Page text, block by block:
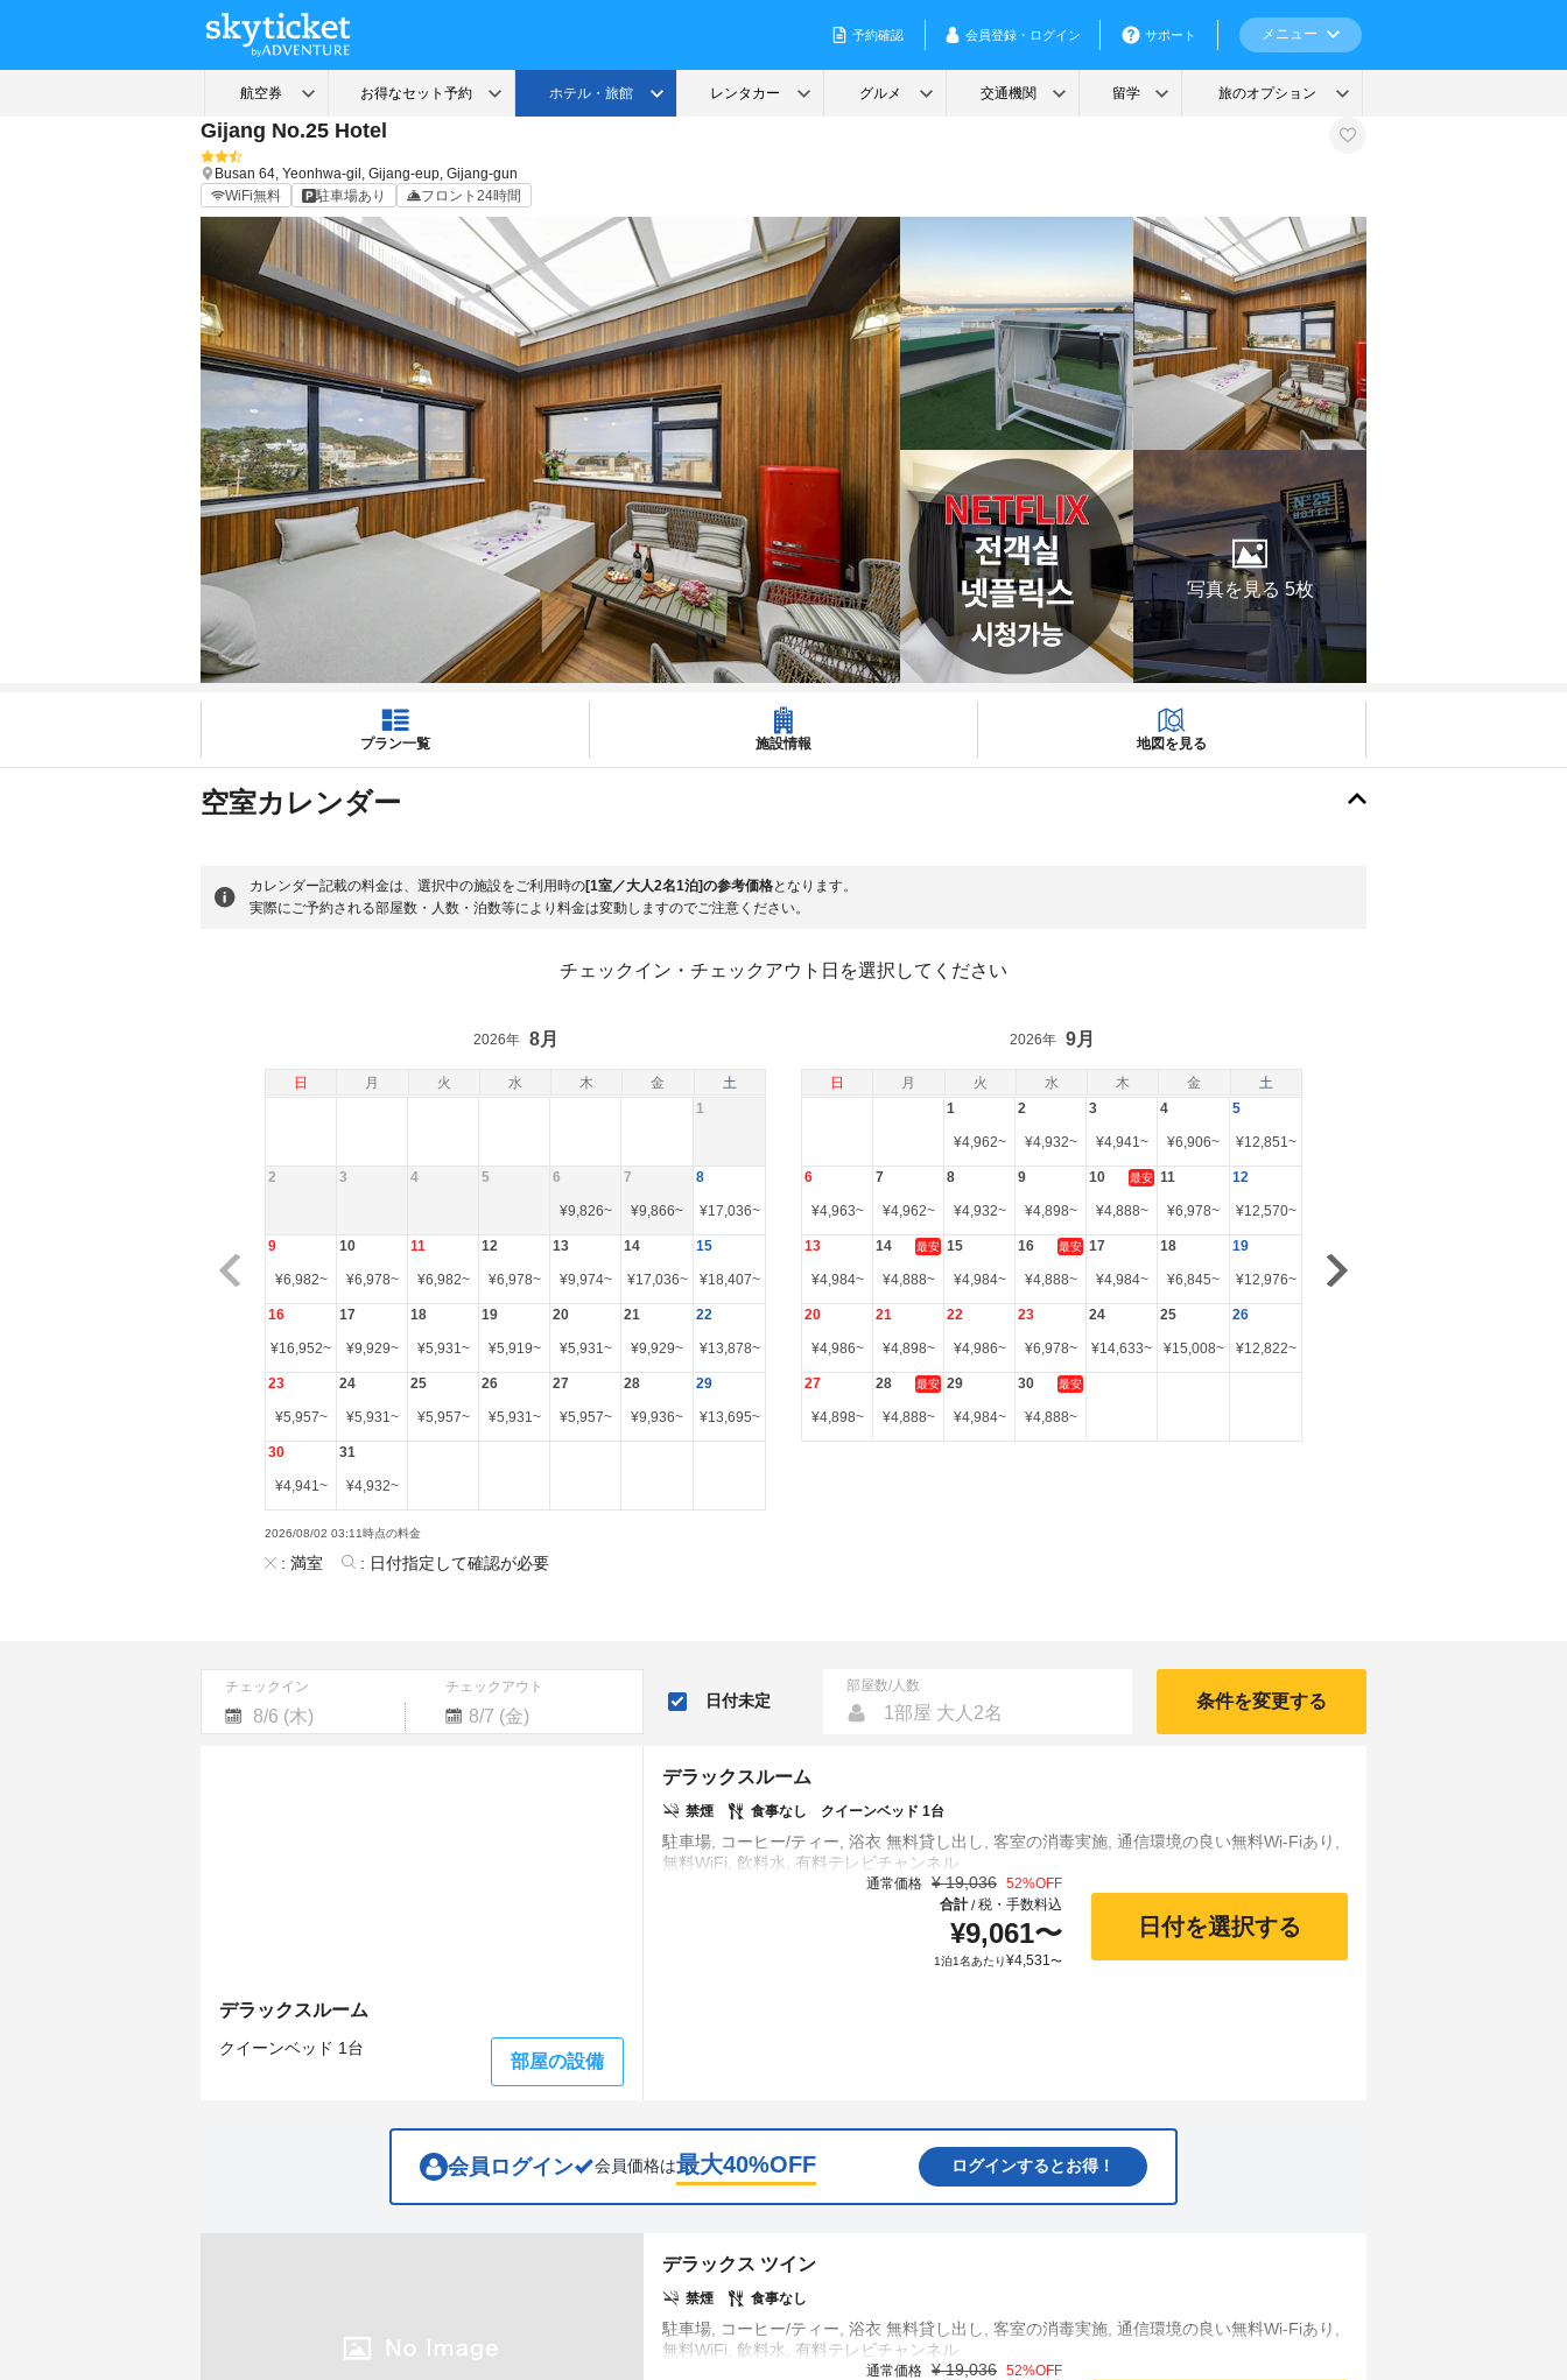
Gijang No.25 Hotel
Busan 64, Yeonhwa-gil, Gijang-eup, Gijang-gun
WiFi無料
駐車場あり フロント24時間
写真を見る 5枚
プラン一覧 施設情報 地図を見る
空室カレンダー
カレンダー記載の料金は、選択中の施設をご利用時の[1室／大人2名1泊]の参考価格となります。
実際にご予約される部屋数・人数・泊数等により料金は変動しますのでご注意ください。
チェックイン・チェックアウト日を選択してください
日 月 火 水 木 金 土 日 月 火 水 木 金 土
2026年 8月
1
2 3 4 5 6
¥9,826~
7
¥9,866~
8
¥17,036~
9
¥6,982~
10
¥6,978~
11
¥6,982~
12
¥6,978~
13
¥9,974~
14
¥17,036~
15
¥18,407~
16
¥16,952~
17
¥9,929~
18
¥5,931~
19
¥5,919~
20
¥5,931~
21
¥9,929~
22
¥13,878~
23
¥5,957~
24
¥5,931~
25
¥5,957~
26
¥5,931~
27
¥5,957~
28
¥9,936~
29
¥13,695~
30
¥4,941~
31
¥4,932~
2026年 9月
1
¥4,962~
2
¥4,932~
3
¥4,941~
4
¥6,906~
5
¥12,851~
6
¥4,963~
7
¥4,962~
8
¥4,932~
9
¥4,898~
10 最安
¥4,888~
11
¥6,978~
12
¥12,570~
13
¥4,984~
14 最安
¥4,888~
15
¥4,984~
16 最安
¥4,888~
17
¥4,984~
18
¥6,845~
19
¥12,976~
20
¥4,986~
21
¥4,898~
22
¥4,986~
23
¥6,978~
24
¥14,633~
25
¥15,008~
26
¥12,822~
27
¥4,898~
28 最安
¥4,888~
29
¥4,984~
30 最安
¥4,888~
2026/08/02 03:11時点の料金
: 満室 : 日付指定して確認が必要
チェックイン チェックアウト
Navigate
question
key
Navigate
shortcuts
for
changing
日付未定
部屋数/人数
1部屋 大人2名
条件を変更する
デラックスルーム
クイーンベッド 1台
部屋の設備
デラックスルーム
禁煙 食事なし クイーンベッド 1台
駐車場, コーヒー/ティー, 浴衣 無料貸し出し, 客室の消毒実施, 通信環境の良い無料Wi-Fiあり,
通常価格 ¥ 19,036 52%OFF
合計/税・手数料込
¥9,061〜
1泊1名あたり¥4,531〜
日付を選択する
会員ログイン 会員価格は最大40%OFF ログインするとお得！
デラックス ツイン
禁煙 食事なし
駐車場, コーヒー/ティー, 浴衣 無料貸し出し, 客室の消毒実施, 通信環境の良い無料Wi-Fiあり,
通常価格 ¥ 19,036 52%OFF